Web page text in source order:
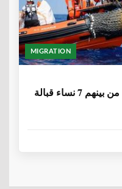
MIGRATION
ليبيا| إنقاذ 90 مهاجرا غير نظامي من بينهم 7 نساء قبالة